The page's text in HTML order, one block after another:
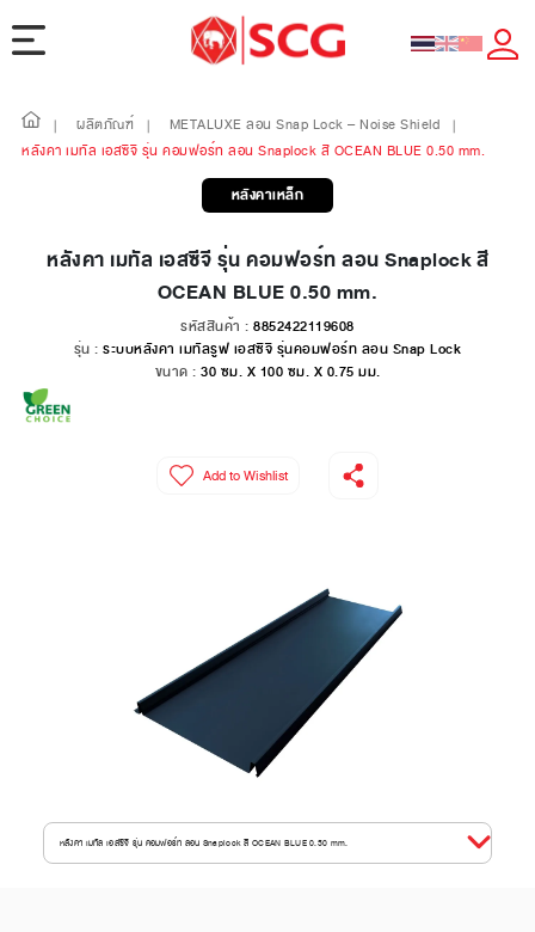
| ผลิตภัณฑ์ | METALUXE ลอน Snap Lock – Noise Shield
|
หลังคา เมทัล เอสซีจี รุ่น คอมฟอร์ท ลอน Snaplock สี OCEAN BLUE 0.50 mm.
หลังคาเหล็ก
หลังคา เมทัล เอสซีจี รุ่น คอมฟอร์ท ลอน Snaplock สี
OCEAN BLUE 0.50 mm.
รหัสสินค้า : 8852422119608
รุ่น : ระบบหลังคา เมทัลรูฟ เอสซีจี รุ่นคอมฟอร์ท ลอน Snap Lock
ขนาด : 30 ซม. X 100 ซม. X 0.75 มม.
Add to Wishlist
หลังคา เมทัล เอสซีจี รุ่น คอมฟอร์ท ลอน Snaplock สี OCEAN BLUE 0.50 mm.